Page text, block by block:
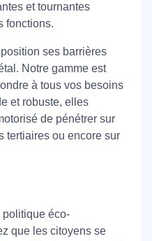
et tournantes
fonctions.
ses barrières
Notre gamme est
à tous vos besoins
et robuste, elles
de pénétrer sur
tertiaires ou encore sur
politique éco-
que les citoyens se